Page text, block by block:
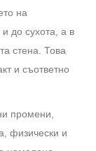
на
до сухота, а в
стена. Това
и съответно
промени,
физически и